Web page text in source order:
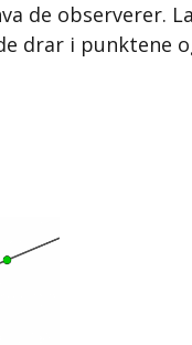
de observerer.
drar i punktene